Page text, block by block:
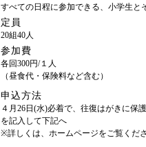
すべての日程に参加できる、小学生と
定員
20組40人
参加費
各回300円/１人
（昼食代・保険料など含む）
申込方法
４月26日(水)必着で、往復はがきに保
を記入して下記へ
※詳しくは、ホームページをご覧くださ